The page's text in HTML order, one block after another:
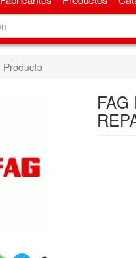
Producto